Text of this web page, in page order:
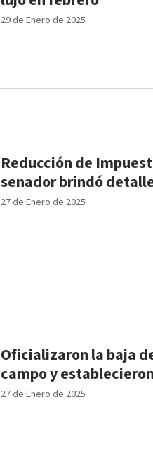
29 de Enero de 2025
27 de Enero de 2025
Reducción de
senador brindó
27 de Enero de 2025
Oficializaron la baja
campo y